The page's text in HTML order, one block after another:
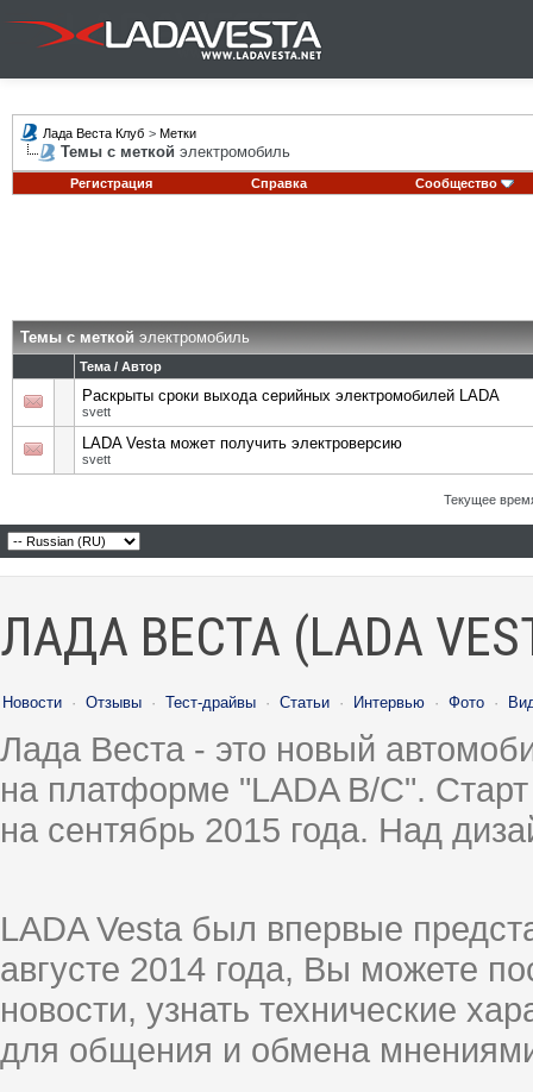
Лада Веста Клуб > Метки
Темы с меткой электромобиль
Регистрация Справка Сообщество
Темы с меткойэлектромобиль
Тема / Автор
Раскрыты сроки выхода серийных электромобилей LADA
svett
LADA Vesta может получить электроверсию
svett
Текущее
ЛАДА ВЕСТА (LADA
Новости · Отзывы · Тест-драйвы · Статьи · Интервью · Фото ·
Лада Веста - это новый
на платформе "LADA B/C".
на сентябрь 2015 года. Над
LADA Vesta был впервые
августе 2014 года, Вы можете
новости, узнать технические
для общения и обмена